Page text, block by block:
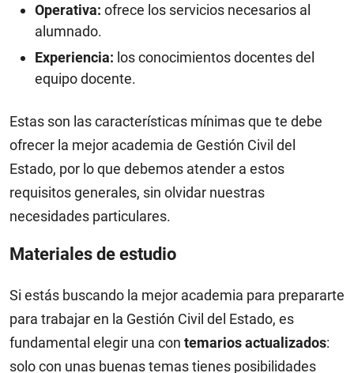
Operativa: ofrece los servicios necesarios al
alumnado.
Experiencia: los conocimientos docentes del
equipo docente.
Estas son las características mínimas que te debe
ofrecer la mejor academia de Gestión Civil del
Estado, por lo que debemos atender a estos
requisitos generales, sin olvidar nuestras
necesidades particulares.
Materiales de estudio
Si estás buscando la mejor academia para prepararte
para trabajar en la Gestión Civil del Estado, es
fundamental elegir una con temarios actualizados:
solo con unas buenas temas tienes posibilidades